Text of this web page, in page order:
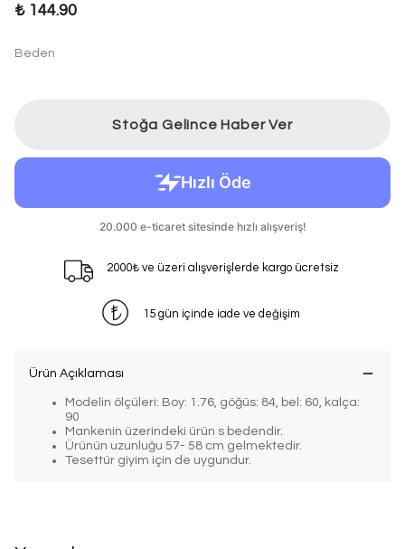
₺ 144.90
Beden
Stoğa Gelince Haber Ver
2000₺ ve üzeri alışverişlerde kargo ücretsiz
15 gün içinde iade ve değişim
Ürün Açıklaması
Modelin ölçüleri: Boy: 1.76, göğüs: 84, bel: 60, kalça:
90
Mankenin üzerindeki ürün s bedendir.
Ürünün uzunluğu 57- 58 cm gelmektedir.
Tesettür giyim için de uygundur.